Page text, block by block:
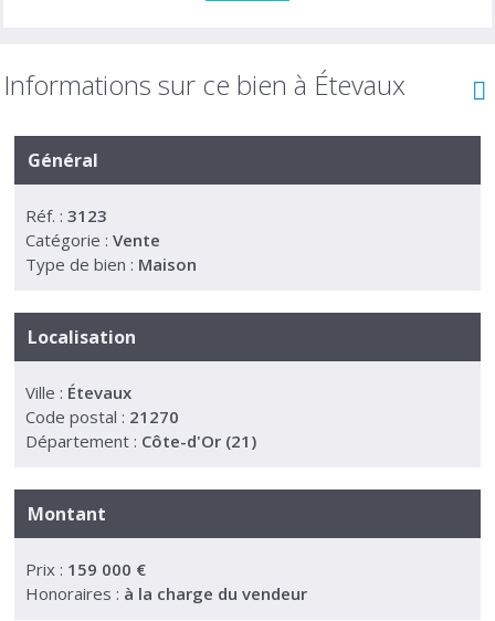
Informations sur ce bien à Étevaux
Général
Réf. : 3123
Catégorie : Vente
Type de bien : Maison
Localisation
Ville : Étevaux
Code postal : 21270
Département : Côte-d'Or (21)
Montant
Prix : 159 000 €
Honoraires : à la charge du vendeur